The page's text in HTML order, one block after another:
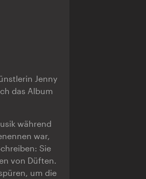
Jenny
das Album
während
war,
Sie
von Düften.
um die